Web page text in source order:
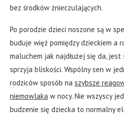
bez środków znieczulających.
Po porodzie dzieci noszone są w
buduje więź pomiędzy dzieckiem a
maluchem jak najdłużej się da, jest
sprzyja bliskości. Wspólny sen w
rodziców sposób na szybsze
niemowlaka w nocy. Nie wszyscy
budzenie się dziecka to normalny